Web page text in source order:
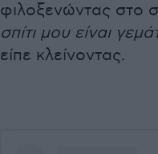
φιλοξενώντας στο
σπίτι μου είναι
είπε κλείνοντας.